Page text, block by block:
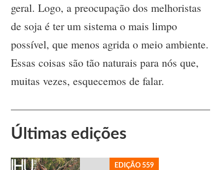
geral. Logo, a preocupação dos melhoristas
de soja é ter um sistema o mais limpo
possível, que menos agrida o meio ambiente.
Essas coisas são tão naturais para nós que,
muitas vezes, esquecemos de falar.
Últimas edições
EDIÇÃO 559